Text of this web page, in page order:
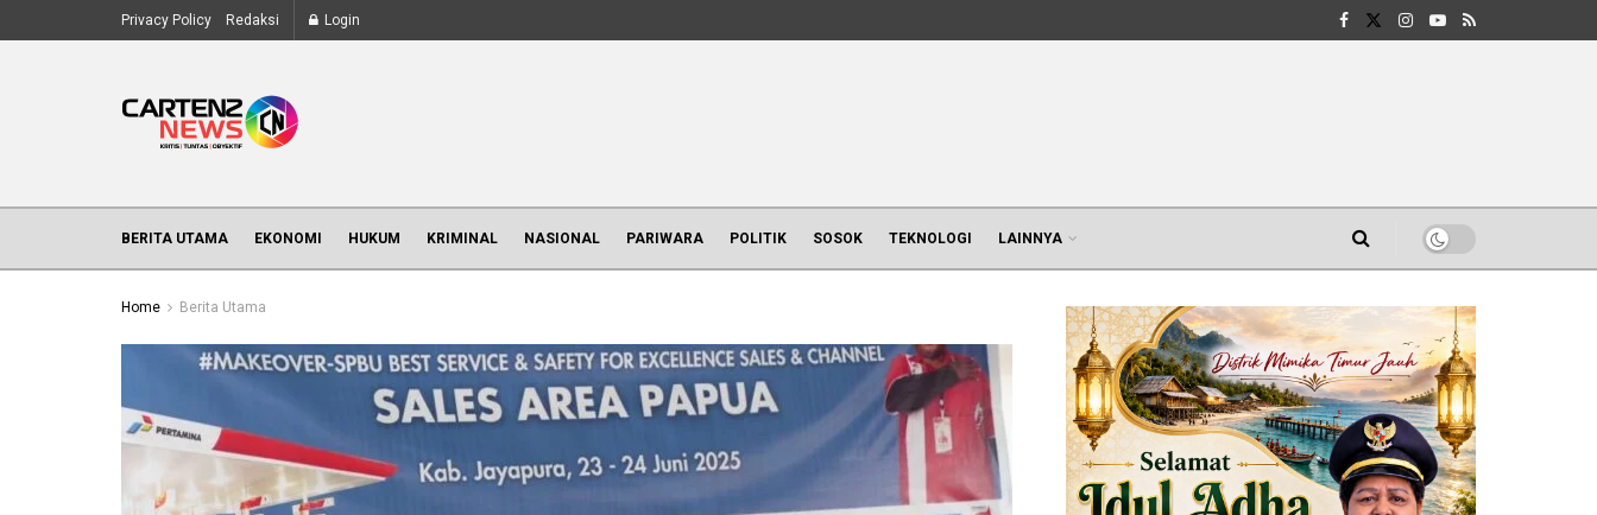
Privacy Policy Redaksi Login
BERITA UTAMA EKONOMI HUKUM KRIMINAL NASIONAL PARIWARA POLITIK SOSOK TEKNOLOGI LAINNYA
Home Berita Utama